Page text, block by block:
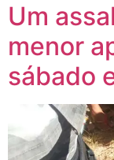
Um
menor
sábado